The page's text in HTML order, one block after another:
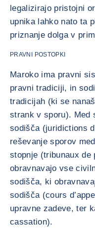
legalizirajo pristojni
upnika lahko nato ta
priznanje dolga v
PRAVNI POSTOPKI
Maroko ima pravni
pravni tradiciji, in
tradicijah (ki se
strank v sporu). Med
sodišča (juridictions
reševanje sporov
stopnje (tribunaux
obravnavajo vse
sodišča, ki
sodišča (cours
upravne zadeve, ter
cassation).